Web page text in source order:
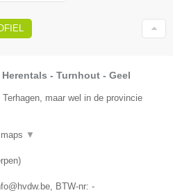
- Turnhout - Geel
maar wel in de provincie
▼
)
, BTW-nr: -